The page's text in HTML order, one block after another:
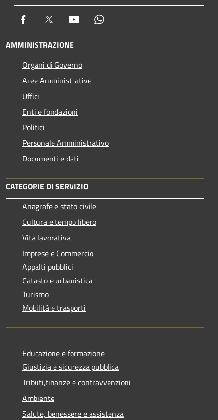
Facebook Twitter Youtube
AMMINISTRAZIONE
Organi di Governo
Aree Amministrative
Uffici
Enti e fondazioni
Politici
Personale Amministrativo
Documenti e dati
CATEGORIE DI SERVIZIO
Anagrafe e stato civile
Cultura e tempo libero
Vita lavorativa
Imprese e Commercio
Appalti pubblici
Catasto e urbanistica
Turismo
Mobilità e trasporti
Educazione e formazione
Giustizia e sicurezza pubblica
Tributi,finanze e contravvenzioni
Ambiente
Salute, benessere e assistenza